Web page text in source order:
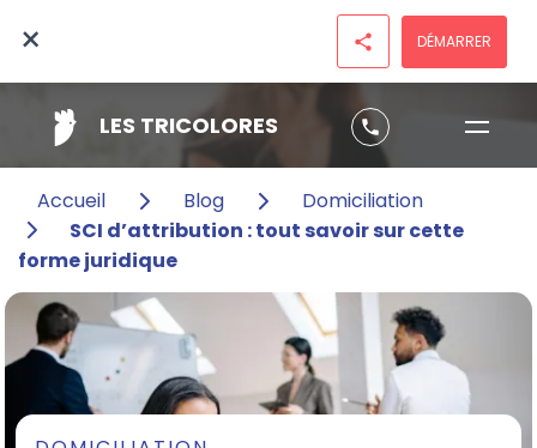
LES TRICOLORES phone
× share DÉMARRER
Accueil Blog
Domiciliation
SCI d’attribution : tout savoir sur cette
forme juridique